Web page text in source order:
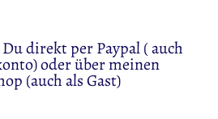
direkt per Paypal ( auch
oder über meinen
(auch als Gast)